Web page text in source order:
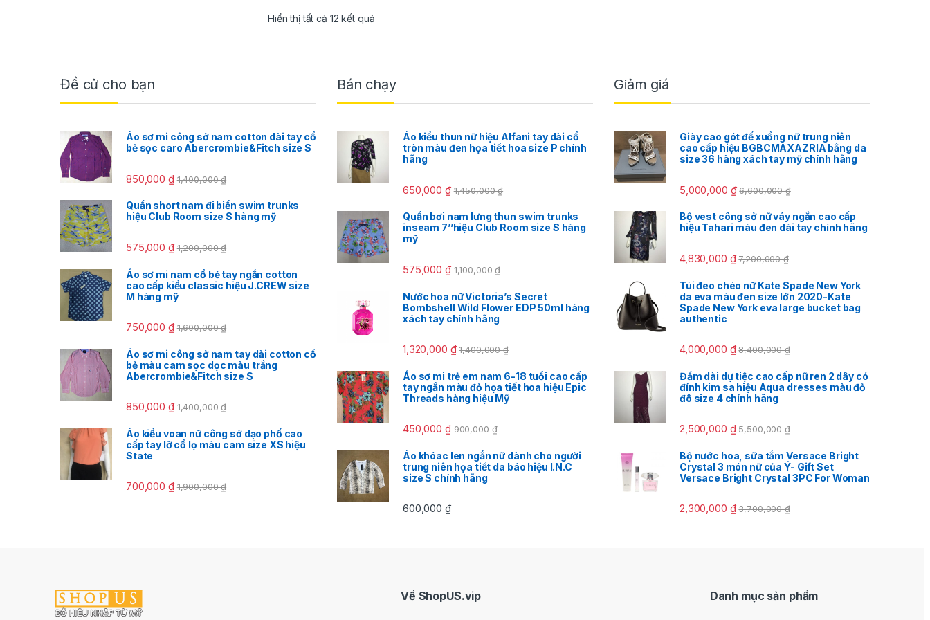
Hiển thị tất cả 12 kết quả
Đề cử cho bạn
Áo sơ mi công sở nam cotton dài tay cổ
bẻ sọc caro Abercrombie&Fitch size S
850,000 ₫ 1,400,000₫
Quần short nam đi biển swim trunks
hiệu Club Room size S hàng mỹ
575,000 ₫ 1,200,000₫
Áo sơ mi nam cổ bẻ tay ngắn cotton
cao cấp kiểu classic hiệu J.CREW size
M hàng mỹ
750,000 ₫ 1,600,000₫
Áo sơ mi công sở nam tay dài cotton cổ
bẻ màu cam sọc dọc màu trắng
Abercrombie&Fitch size S
850,000 ₫ 1,400,000₫
Áo kiểu voan nữ công sở dạo phố cao
cấp tay lỡ cổ lọ màu cam size XS hiệu
State
700,000 ₫ 1,900,000₫
Bán chạy
Áo kiểu thun nữ hiệu Alfani tay dài cổ
tròn màu đen họa tiết hoa size P chính
hãng
650,000 ₫ 1,450,000₫
Quần bơi nam lưng thun swim trunks
inseam 7’’hiệu Club Room size S hàng
mỹ
575,000 ₫ 1,100,000₫
Nước hoa nữ Victoria’s Secret
Bombshell Wild Flower EDP 50ml hàng
xách tay chính hãng
1,320,000 ₫ 1,400,000₫
Áo sơ mi trẻ em nam 6-18 tuổi cao cấp
tay ngắn màu đỏ họa tiết hoa hiệu Epic
Threads hàng hiệu Mỹ
450,000 ₫ 900,000₫
Áo khóac len ngắn nữ dành cho người
trung niên họa tiết da báo hiệu I.N.C
size S chính hãng
600,000 ₫
Giảm giá
Giày cao gót đế xuồng nữ trung niên
cao cấp hiệu BGBCMAXAZRIA bằng da
size 36 hàng xách tay mỹ chính hãng
5,000,000 ₫ 6,600,000₫
Bộ vest công sở nữ váy ngắn cao cấp
hiệu Tahari màu đen dài tay chính hãng
4,830,000 ₫ 7,200,000₫
Túi đeo chéo nữ Kate Spade New York
da eva màu đen size lớn 2020-Kate
Spade New York eva large bucket bag
authentic
4,000,000 ₫ 8,400,000₫
Đầm dài dự tiệc cao cấp nữ ren 2 dây có
đính kim sa hiệu Aqua dresses màu đỏ
đô size 4 chính hãng
2,500,000 ₫ 5,500,000₫
Bộ nước hoa, sữa tắm Versace Bright
Crystal 3 món nữ của Ý- Gift Set
Versace Bright Crystal 3PC For Woman
2,300,000 ₫ 3,700,000₫
Về ShopUS.vip Danh mục sản phẩm